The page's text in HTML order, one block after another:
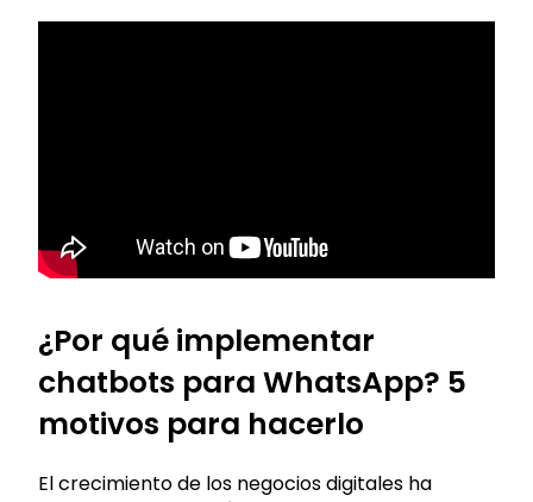
¿Por qué implementar
chatbots para WhatsApp? 5
motivos para hacerlo
El crecimiento de los negocios digitales ha